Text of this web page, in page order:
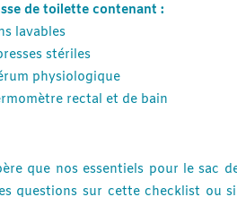
de toilette contenant :
lavables
stériles
physiologique
rectal et de bain
que nos essentiels pour le sac
questions sur cette checklist ou